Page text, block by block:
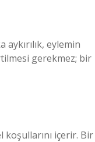
eylemin
gerekmez; bir
içerir. Bir